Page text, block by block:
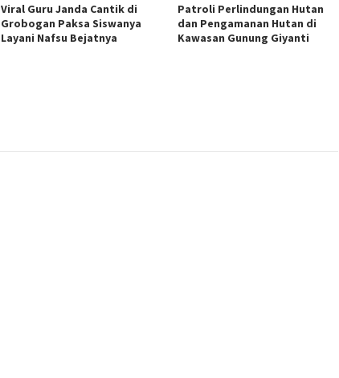
Viral Guru Janda Cantik di
Grobogan Paksa Siswanya
Layani Nafsu Bejatnya
Patroli Perlindungan Hutan
dan Pengamanan Hutan di
Kawasan Gunung Giyanti